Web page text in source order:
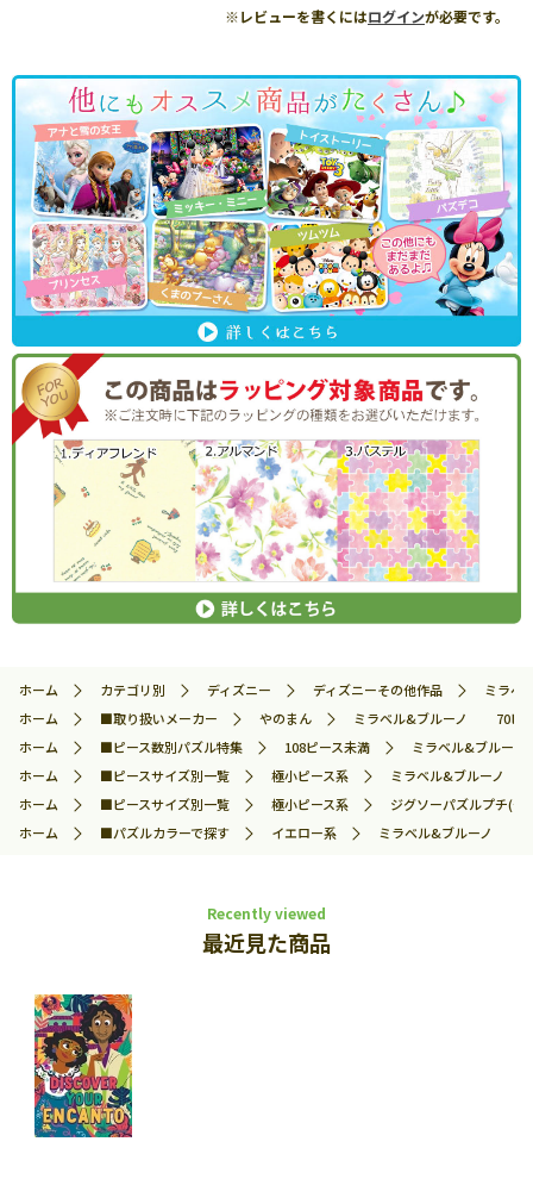
※レビューを書くにはログインが必要です。
ホーム カテゴリ別 ディズニー ディズニーその他作品
ミラ
ホーム
■取り扱いメーカー やのまん
ミラベル&ブルーノ 70ピ
ホーム
■ピース数別パズル特集 108ピース未満
ミラベル&ブルー
ホーム
■ピースサイズ別一覧 極小ピース系
ミラベル&ブルーノ
ホーム
■ピースサイズ別一覧 極小ピース系
ジグソーパズルプチ(や
ホーム
■パズルカラーで探す イエロー系 ミラベル&ブルーノ
Recently viewed
最近見た商品